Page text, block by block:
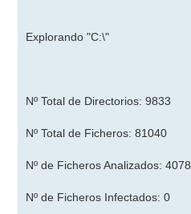
Explorando "C:\"
Nº Total de Directorios: 9833
Nº Total de Ficheros: 81040
Nº de Ficheros Analizados: 4078
Nº de Ficheros Infectados: 0